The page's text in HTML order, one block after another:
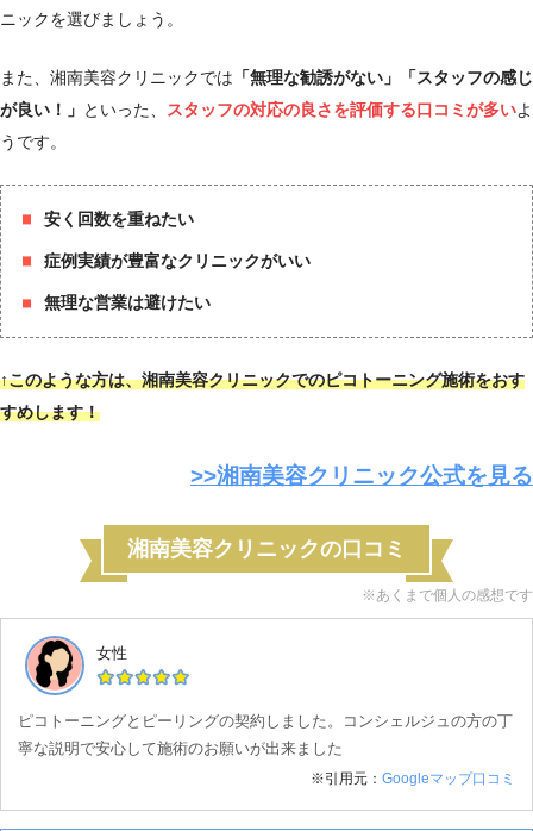
ニックを選びましょう 。
また、湘南美容クリニックでは 「無理な勧誘がない」「スタッフの感じ
が良い！」 といった、 スタッフの対応の良さを評価する口コミが多いよ
うです。
安く回数を重ねたい
症例実績が豊富なクリニックがいい
無理な営業は避けたい
↑このような方は、湘南美容クリニックでのピコトーニング施術をおす
すめします！
>>湘南美容クリニック公式を見る
湘南美容クリニックの口コミ
※あくまで個人の感想です
女性
ピコトーニングとピーリングの契約しました。コンシェルジュの方の丁
寧な説明で安心して施術のお願いが出来ました
※引用元： Googleマップ口コミ